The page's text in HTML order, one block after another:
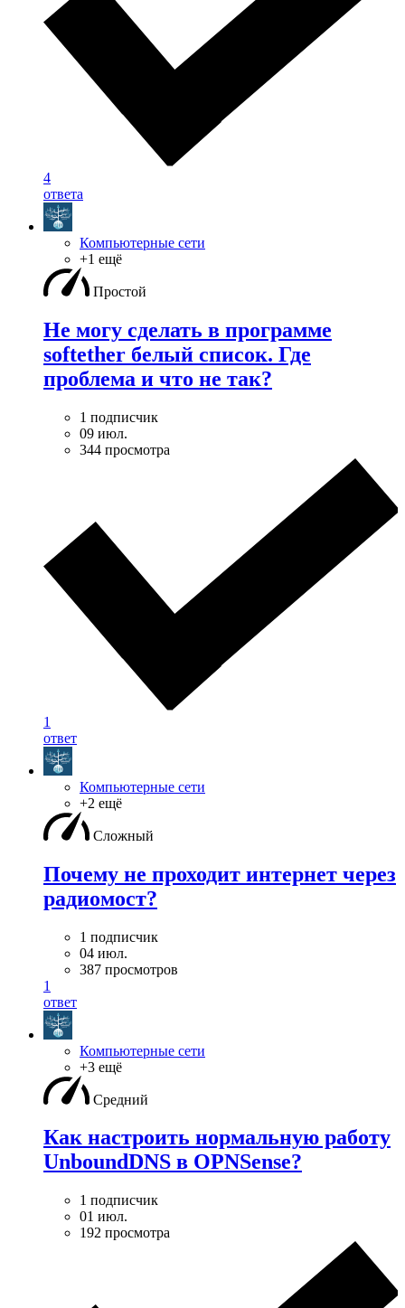
4
ответа
Компьютерные сети
+1 ещё
Простой
Не могу сделать в программе
softether белый список. Где
проблема и что не так?
1 подписчик
09 июл.
344 просмотра
1
ответ
Компьютерные сети
+2 ещё
Сложный
Почему не проходит интернет через
радиомост?
1 подписчик
04 июл.
387 просмотров
1
ответ
Компьютерные сети
+3 ещё
Средний
Как настроить нормальную работу
UnboundDNS в OPNSense?
1 подписчик
01 июл.
192 просмотра